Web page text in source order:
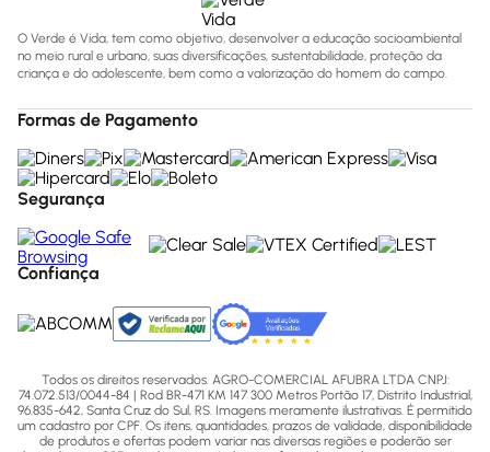
O Verde é Vida, tem como objetivo, desenvolver a educação socioambiental
no meio rural e urbano, suas diversificações, sustentabilidade, proteção da
criança e do adolescente, bem como a valorização do homem do campo.
Formas de Pagamento
Segurança
Confiança
Todos os direitos reservados. AGRO-COMERCIAL AFUBRA LTDA CNPJ:
74.072.513/0044-84 | Rod BR-471 KM 147 300 Metros Portão 17, Distrito Industrial,
96.835-642, Santa Cruz do Sul, RS. Imagens meramente ilustrativas. É permitido
um cadastro por CPF. Os itens, quantidades, prazos de validade, disponibilidade
de produtos e ofertas podem variar nas diversas regiões e poderão ser